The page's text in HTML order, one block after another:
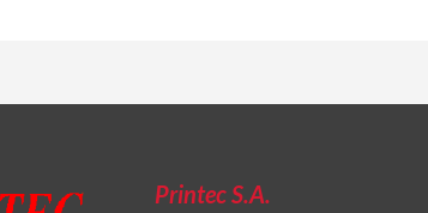
Printec S.A.